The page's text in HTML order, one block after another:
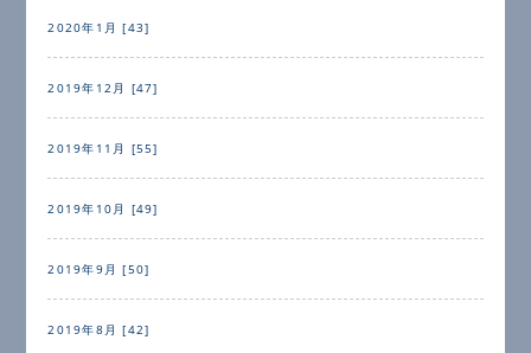
2020年1月 [43]
2019年12月 [47]
2019年11月 [55]
2019年10月 [49]
2019年9月 [50]
2019年8月 [42]